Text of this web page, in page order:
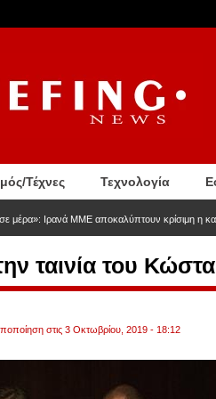
Τέχνες Τεχνολογία
μέρα»: Ιρανά ΜΜΕ αποκαλύπτουν κρίσιμη η
ταινία του
στις 3 Οκτωβρίου, 2019 - 18:12